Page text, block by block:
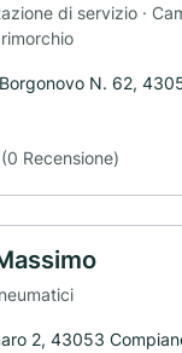
di servizio ·
N. 62,
(0 Recensione)
2, 43053